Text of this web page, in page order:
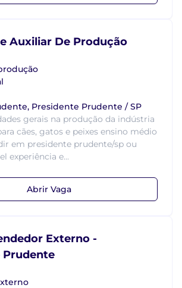
Auxiliar De Produção
Presidente Prudente / SP
gerais na produção da indústria
cães, gatos e peixes ensino médio
em presidente prudente/sp ou
experiência e...
Abrir Vaga
Externo -
Prudente